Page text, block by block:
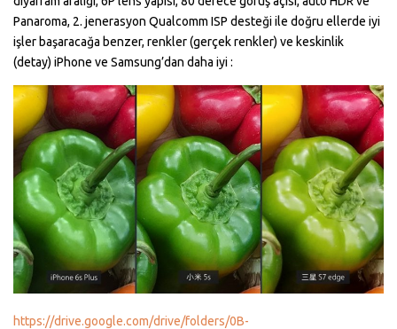
Panaroma, 2. jenerasyon Qualcomm ISP desteği ile doğru ellerde iyi
işler başaracağa benzer, renkler (gerçek renkler) ve keskinlik
(detay) iPhone ve Samsung’dan daha iyi :
https://drive.google.com/drive/folders/0B-